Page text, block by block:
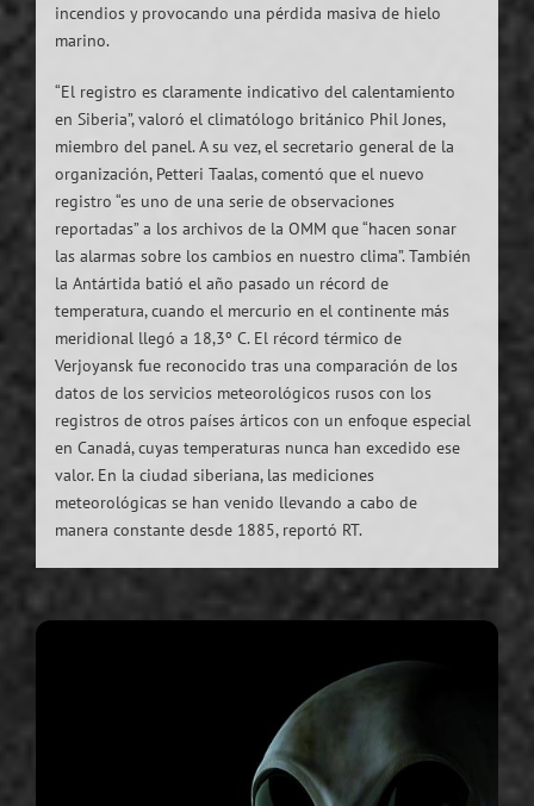
incendios y provocando una pérdida masiva de hielo
marino.
“El registro es claramente indicativo del calentamiento
en Siberia”, valoró el climatólogo británico Phil Jones,
miembro del panel. A su vez, el secretario general de la
organización, Petteri Taalas, comentó que el nuevo
registro “es uno de una serie de observaciones
reportadas” a los archivos de la OMM que “hacen sonar
las alarmas sobre los cambios en nuestro clima”. También
la Antártida batió el año pasado un récord de
temperatura, cuando el mercurio en el continente más
meridional llegó a 18,3º C. El récord térmico de
Verjoyansk fue reconocido tras una comparación de los
datos de los servicios meteorológicos rusos con los
registros de otros países árticos con un enfoque especial
en Canadá, cuyas temperaturas nunca han excedido ese
valor. En la ciudad siberiana, las mediciones
meteorológicas se han venido llevando a cabo de
manera constante desde 1885, reportó RT.